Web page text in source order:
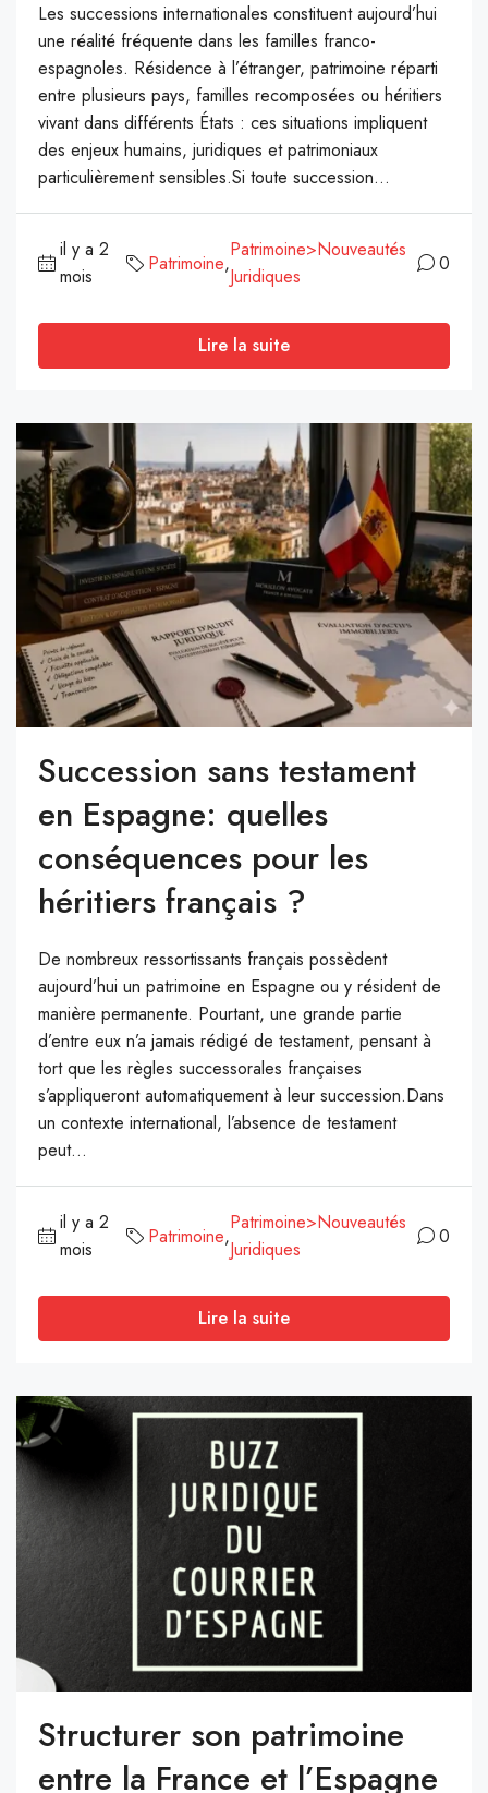
Les successions internationales constituent aujourd’hui
une réalité fréquente dans les familles franco-
espagnoles. Résidence à l’étranger, patrimoine réparti
entre plusieurs pays, familles recomposées ou héritiers
vivant dans différents États : ces situations impliquent
des enjeux humains, juridiques et patrimoniaux
particulièrement sensibles.Si toute succession...
il y a 2
mois
Patrimoine,
Patrimoine>Nouveautés
Juridiques
0
Lire la suite
Succession sans testament
en Espagne: quelles
conséquences pour les
héritiers français ?
De nombreux ressortissants français possèdent
aujourd’hui un patrimoine en Espagne ou y résident de
manière permanente. Pourtant, une grande partie
d’entre eux n’a jamais rédigé de testament, pensant à
tort que les règles successorales françaises
s’appliqueront automatiquement à leur succession.Dans
un contexte international, l’absence de testament
peut...
il y a 2
mois
Patrimoine,
Patrimoine>Nouveautés
Juridiques
0
Lire la suite
Structurer son patrimoine
entre la France et l’Espagne